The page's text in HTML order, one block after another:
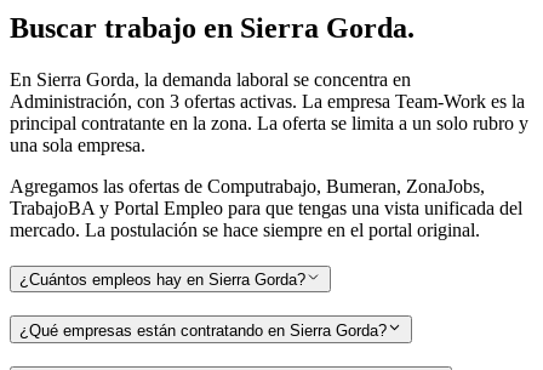
Buscar trabajo en Sierra Gorda.
En Sierra Gorda, la demanda laboral se concentra en
Administración, con 3 ofertas activas. La empresa Team-Work es la
principal contratante en la zona. La oferta se limita a un solo rubro y
una sola empresa.
Agregamos las ofertas de Computrabajo, Bumeran, ZonaJobs,
TrabajoBA y Portal Empleo para que tengas una vista unificada del
mercado. La postulación se hace siempre en el portal original.
¿Cuántos empleos hay en Sierra Gorda?
¿Qué empresas están contratando en Sierra Gorda?